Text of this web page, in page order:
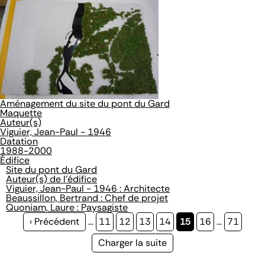
Aménagement du site du pont du Gard
Maquette
Auteur(s)
Viguier, Jean-Paul - 1946
Datation
1988-2000
Édifice
Site du pont du Gard
Auteur(s) de l'édifice
Viguier, Jean-Paul - 1946 : Architecte
Beaussillon, Bertrand : Chef de projet
Quoniam, Laure : Paysagiste
Page
‹ Précédent … Page
11 Page
12 Page
13 Page
14
Page
15 Page
16 … Page
71
Page
Charger la suite